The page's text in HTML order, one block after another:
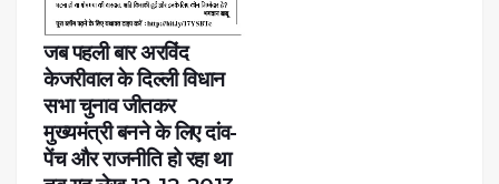
जब पहली बार अरविंद
केजरीवाल के दिल्ली विधान
सभा चुनाव जीतकर
मुख्यमंत्री बनने के लिए दांव-
पेंच और राजनीति हो रहा था